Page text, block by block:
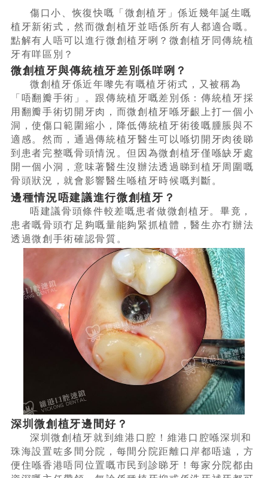
傷口小、恢復快嘅「微創植牙」係近幾年誕生嘅
植牙新術式，然而微創植牙並唔係所有人都適合嘅。
點解有人唔可以進行微創植牙咧？微創植牙同傳統植
牙有咩區別？
微創植牙與傳統植牙差別係咩咧？
微創植牙係近年嚟先有嘅植牙術式，又被稱為
「唔翻瓣手術」。跟傳統植牙嘅差別係：傳統植牙採
用翻瓣手術切開牙肉，而微創植牙喺牙齦上打一個小
洞，使傷口範圍縮小，降低傳統植牙術後嘅腫脹與不
適感。然而，通過傳統植牙醫生可以喺切開牙肉後睇
到患者完整嘅骨頭情況。但因為微創植牙僅喺缺牙處
開一個小洞，意味著醫生沒辦法透過睇到植牙周圍嘅
骨頭狀況，就會影響醫生喺植牙時候嘅判斷。
邊種情況唔建議進行微創植牙？
唔建議骨頭條件較差嘅患者做微創植牙。畢竟，
患者嘅骨頭冇足夠嘅量能夠緊抓植體，醫生亦冇辦法
透過微創手術確認骨質。
深圳微創植牙邊間好？
深圳微創植牙就到維港口腔！維港口腔喺深圳和
珠海設置咗多間分院，每間分院距離口岸都唔遠，方
便住喺香港唔同位置嘅市民到診睇牙！每家分院都由